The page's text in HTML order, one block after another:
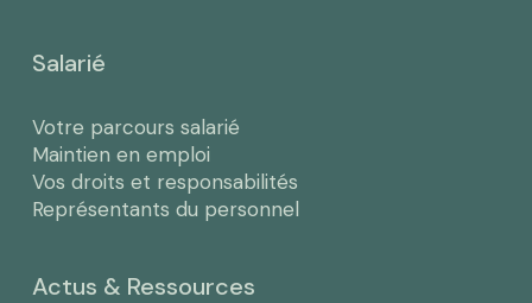
Salarié
Votre parcours salarié
Maintien en emploi
Vos droits et responsabilités
Représentants du personnel
Actus & Ressources